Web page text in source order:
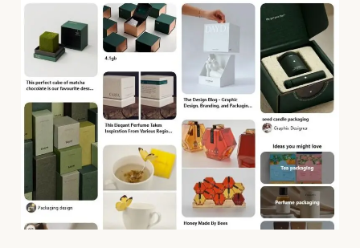
Turite
produktą,
kaip
dėl
svajonių
pakuotės?